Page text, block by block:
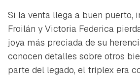
Si la venta llega a buen puerto,
Froilán y Victoria Federica
joya más preciada de su
conocen detalles sobre otros
parte del legado, el tríplex era